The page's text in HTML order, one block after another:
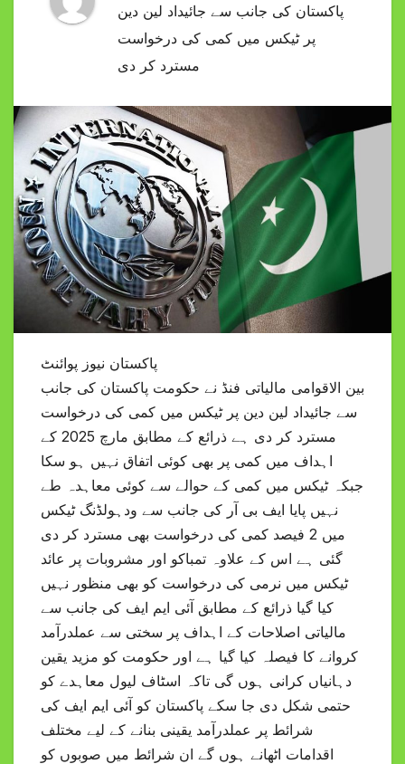
پاکستان کی جانب سے جائیداد لین دین
پر ٹیکس میں کمی کی درخواست
مسترد کر دی
پاکستان نیوز پوائنٹ
بین الاقوامی مالیاتی فنڈ نے حکومت پاکستان کی جانب
سے جائیداد لین دین پر ٹیکس میں کمی کی درخواست
مسترد کر دی ہے ذرائع کے مطابق مارچ 2025 کے
اہداف میں کمی پر بھی کوئی اتفاق نہیں ہو سکا
جبکہ ٹیکس میں کمی کے حوالے سے کوئی معاہدہ طے
نہیں پایا ایف بی آر کی جانب سے ودہولڈنگ ٹیکس
میں 2 فیصد کمی کی درخواست بھی مسترد کر دی
گئی ہے اس کے علاوہ تمباکو اور مشروبات پر عائد
ٹیکس میں نرمی کی درخواست کو بھی منظور نہیں
کیا گیا ذرائع کے مطابق آئی ایم ایف کی جانب سے
مالیاتی اصلاحات کے اہداف پر سختی سے عملدرآمد
کروانے کا فیصلہ کیا گیا ہے اور حکومت کو مزید یقین
دہانیاں کرانی ہوں گی تاکہ اسٹاف لیول معاہدے کو
حتمی شکل دی جا سکے پاکستان کو آئی ایم ایف کی
شرائط پر عملدرآمد یقینی بنانے کے لیے مختلف
اقدامات اٹھانے ہوں گے ان شرائط میں صوبوں کو